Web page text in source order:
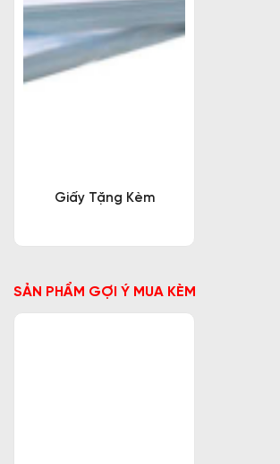
Giấy Tặng Kèm
SẢN PHẨM GỢI Ý MUA KÈM